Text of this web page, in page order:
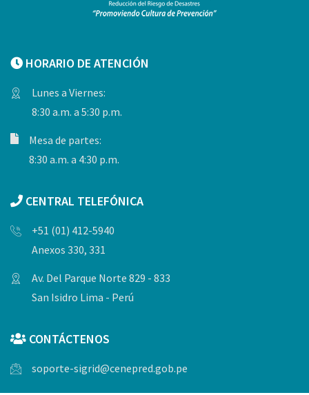
HORARIO DE ATENCIÓN
Lunes a Viernes:
8:30 a.m. a 5:30 p.m.
Mesa de partes:
8:30 a.m. a 4:30 p.m.
CENTRAL TELEFÓNICA
+51 (01) 412-5940
Anexos 330, 331
Av. Del Parque Norte 829 - 833
San Isidro Lima - Perú
CONTÁCTENOS
soporte-sigrid@cenepred.gob.pe